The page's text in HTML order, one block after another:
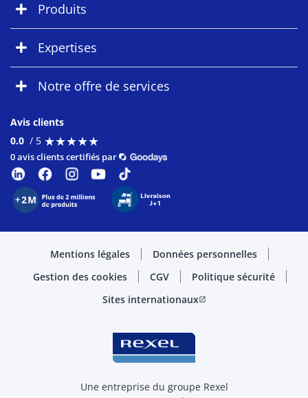
Produits
Expertises
Notre offre de services
Avis clients
0.0 / 5 ★★★★★
★★★★★
0 avis clients certifiés par
Mentions légales
Données personnelles
Gestion des cookies
CGV
Politique sécurité
Sites internationauxopen_in_new
Une entreprise du groupe Rexel